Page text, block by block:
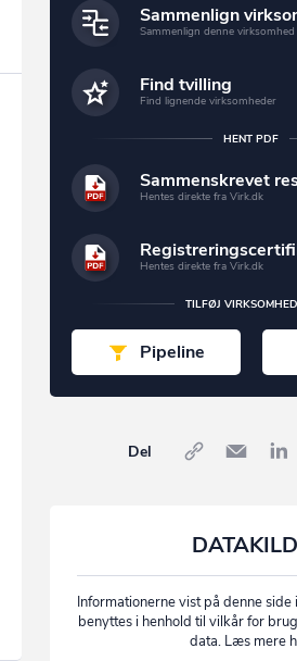
Sammenlign
Sammenlign denne
Find tvilling
Find lignende virksomheder
HENT PDF
Sammenskrevet
Hentes direkte fra Virk.dk
Hentes direkte fra Virk.dk
TILFØJ
Pipeline
Del
Informationerne vist på denne
benyttes i henhold til vilkår for
data. Læs mere